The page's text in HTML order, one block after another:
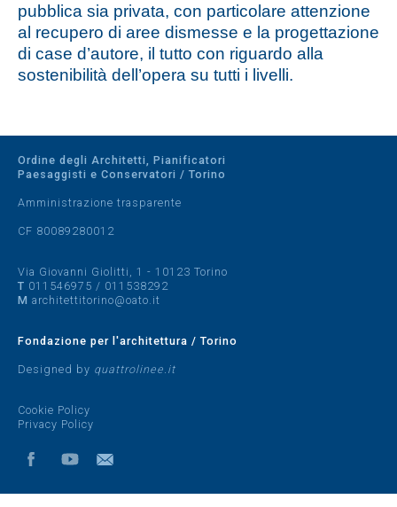
pubblica sia privata, con particolare attenzione
al recupero di aree dismesse e la progettazione
di case d’autore, il tutto con riguardo alla
sostenibilità dell’opera su tutti i livelli.
Ordine degli Architetti, Pianificatori
Paesaggisti e Conservatori / Torino
Amministrazione trasparente
CF 80089280012
Via Giovanni Giolitti, 1 - 10123 Torino
T 011546975 / 011538292
M architettitorino@oato.it
Fondazione per l'architettura / Torino
Designed by quattrolinee.it
Cookie Policy
Privacy Policy